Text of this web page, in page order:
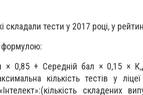
складали тести у 2017 році, у
формулою:
× 0,85 + Середній бал × 0,15 ×
кількість тестів у ліцеї
складених